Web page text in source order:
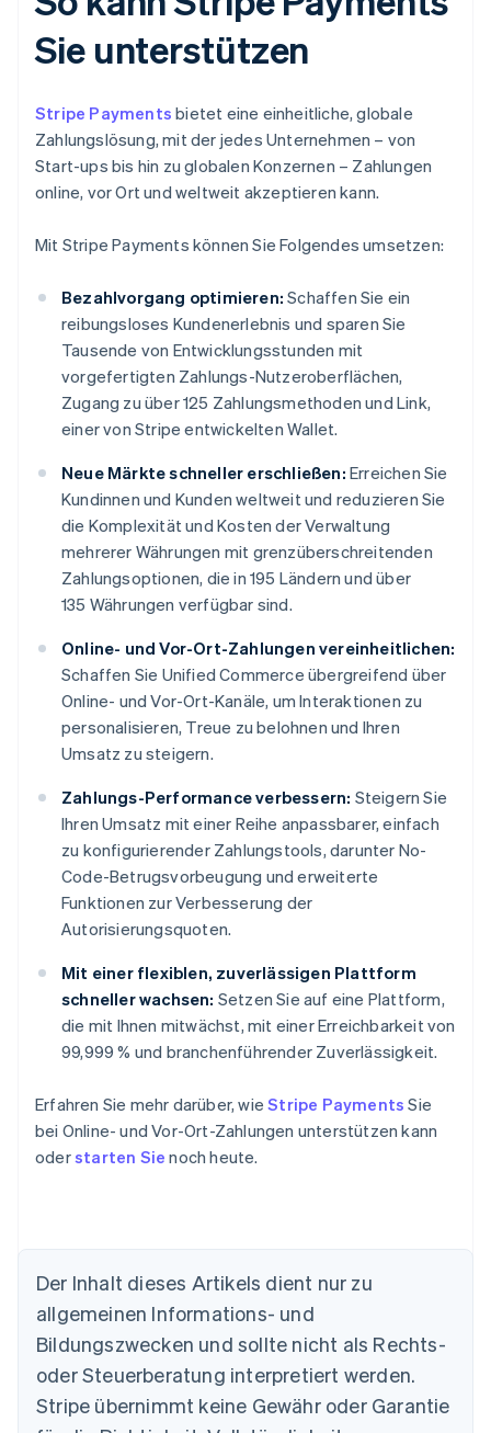
Sie unterstützen
Stripe Payments bietet eine einheitliche, globale
Zahlungslösung, mit der jedes Unternehmen – von
Start-ups bis hin zu globalen Konzernen – Zahlungen
online, vor Ort und weltweit akzeptieren kann.
Mit Stripe Payments können Sie Folgendes umsetzen:
Bezahlvorgang optimieren: Schaffen Sie ein
reibungsloses Kundenerlebnis und sparen Sie
Tausende von Entwicklungsstunden mit
vorgefertigten Zahlungs-Nutzeroberflächen,
Zugang zu über 125 Zahlungsmethoden und Link,
einer von Stripe entwickelten Wallet.
Neue Märkte schneller erschließen: Erreichen Sie
Kundinnen und Kunden weltweit und reduzieren Sie
die Komplexität und Kosten der Verwaltung
mehrerer Währungen mit grenzüberschreitenden
Zahlungsoptionen, die in 195 Ländern und über
135 Währungen verfügbar sind.
Online- und Vor-Ort-Zahlungen vereinheitlichen:
Schaffen Sie Unified Commerce übergreifend über
Online- und Vor-Ort-Kanäle, um Interaktionen zu
personalisieren, Treue zu belohnen und Ihren
Umsatz zu steigern.
Zahlungs-Performance verbessern: Steigern Sie
Ihren Umsatz mit einer Reihe anpassbarer, einfach
zu konfigurierender Zahlungstools, darunter No-
Code-Betrugsvorbeugung und erweiterte
Funktionen zur Verbesserung der
Autorisierungsquoten.
Mit einer flexiblen, zuverlässigen Plattform
schneller wachsen: Setzen Sie auf eine Plattform,
die mit Ihnen mitwächst, mit einer Erreichbarkeit von
99,999 % und branchenführender Zuverlässigkeit.
Erfahren Sie mehr darüber, wieStripe Payments Sie
bei Online- und Vor-Ort-Zahlungen unterstützen kann
oderstarten Sie noch heute.
Der Inhalt dieses Artikels dient nur zu
allgemeinen Informations- und
Bildungszwecken und sollte nicht als Rechts-
oder Steuerberatung interpretiert werden.
Stripe übernimmt keine Gewähr oder Garantie
Australien
English
Belgien
Brasilien
PortuguêsEnglish
Bulgarien